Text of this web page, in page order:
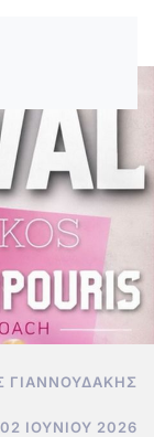
ΓΙΑΝΝΟΥΔΆΚΗΣ
02 ΙΟΥΝΊΟΥ 2026